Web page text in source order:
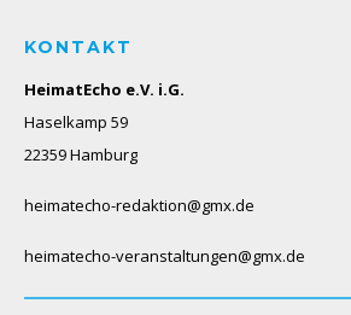
KONTAKT
HeimatEcho e.V. i.G.
Haselkamp 59
22359 Hamburg
heimatecho-redaktion@gmx.de
heimatecho-veranstaltungen@gmx.de